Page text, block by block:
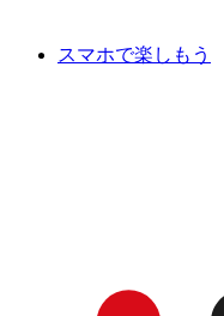
スマホで楽しもう